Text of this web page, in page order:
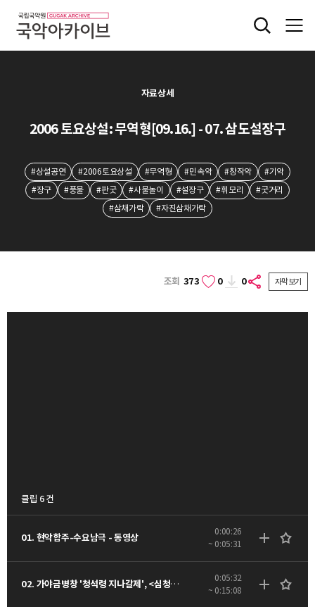
자료상세
2006 토요상설: 무역형[09.16.] - 07. 삼도설장구
#상설공연 #2006토요상설 #무역형 #민속악 #창작악
#기악
#장구
#풍물 #판굿 #사물놀이 #설장구 #휘모리
#굿거리
#삼채가락
#자진삼채가락
조회 373 0 0 자막보기
클립 6 건
01. 현악합주-수요남극 - 동영상
0:00:26
~ 0:05:31
02. 가야금병창 '청석령 지나갈제', <심청가> 중 '올라간다' - 동영상
0:05:32
~ 0:15:08